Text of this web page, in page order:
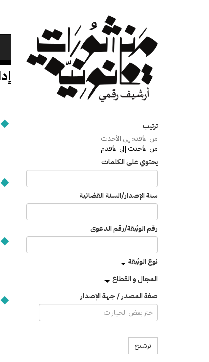
ترتيب
من الأقدم إلى الأحدث
من الأحدث إلى الأقدم
يحتوي على الكلمات
سنة الإصدار/السنة القضائية
رقم الوثيقة/رقم الدعوى
نوع الوثيقة
المجال و القطاع
صفة المصدر / جهة الإصدار
ترشيح